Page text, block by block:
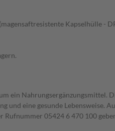
Kapselhülle -
ein Nahrungsergänzungsmittel.
und eine gesunde
Rufnummer 05424 6 470 100